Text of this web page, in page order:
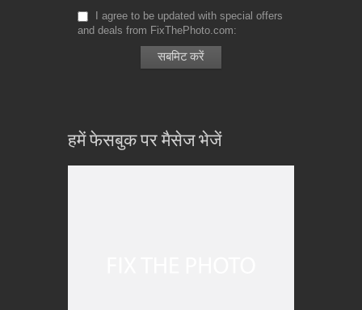
I agree to be updated with special offers
and deals from FixThePhoto.com
हमें फेसबुक पर मैसेज भेजें